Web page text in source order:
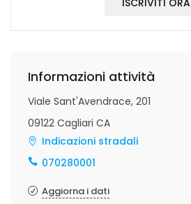
ISCRIVITI ORA
Informazioni attività
Viale Sant'Avendrace, 201
09122 Cagliari CA
Indicazioni stradali
070280001
Aggiorna i dati